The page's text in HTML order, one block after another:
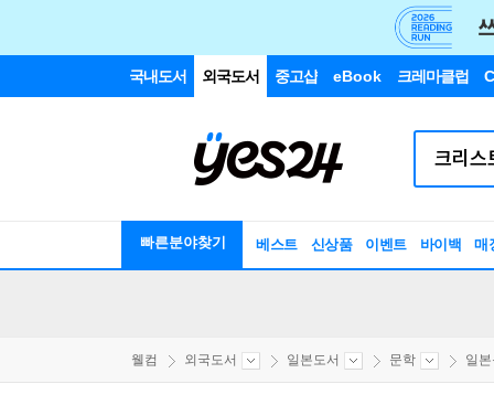
국내도서 외국도서 중고샵 eBook 크레마클럽
빠른분야찾기 베스트 신상품 이벤트 바이백 매
웰컴 외국도서 일본도서 문학 일